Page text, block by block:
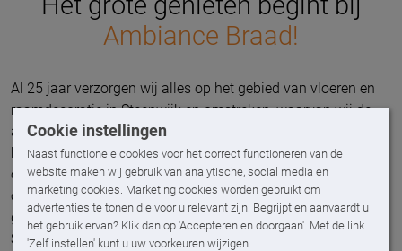
Cookie instellingen
Naast functionele cookies voor het correct functioneren van de
website maken wij gebruik van analytische, social media en
marketing cookies. Marketing cookies worden gebruikt om
advertenties te tonen die voor u relevant zijn. Begrijpt en aanvaardt u
het gebruik ervan? Klik dan op 'Accepteren en doorgaan'. Met de link
'Zelf instellen' kunt u uw voorkeuren wijzigen.
Ambiance Braad!
Al 25 jaar verzorgen wij alles op het gebied van vloeren en
raamdecoratie in Steenwijk en omstreken, waarvan wij de
afgelopen 9 jaar zijn aangesloten bij Ambiance. ‘Geniet,
beleef en ervaar’ is de kreet waarmee ons familiebedrijf zich
onderscheidt. Ons bedrijf is gevestigd in Steenwijk. Vanuit
onze inspirerende showroom bedienen wij klanten in de
gehele regio Tuk, De Wolden, Meppel, Staphorst,
Steenwijkerland, Westerveld, Weststellingwerf en